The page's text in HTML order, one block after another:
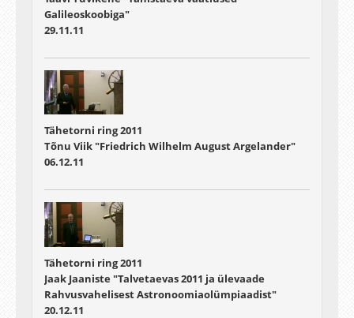
Galileoskoobiga"
29.11.11
Tähetorni ring 2011
Tõnu Viik "Friedrich Wilhelm August Argelander"
06.12.11
Tähetorni ring 2011
Jaak Jaaniste "Talvetaevas 2011 ja ülevaade
Rahvusvahelisest Astronoomiaolümpiaadist"
20.12.11